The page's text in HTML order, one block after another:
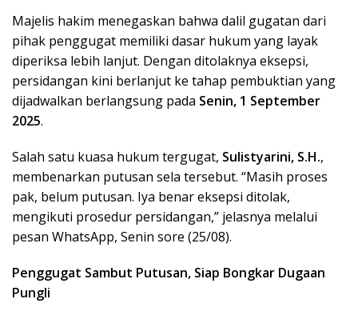
Majelis hakim menegaskan bahwa dalil gugatan dari
pihak penggugat memiliki dasar hukum yang layak
diperiksa lebih lanjut. Dengan ditolaknya eksepsi,
persidangan kini berlanjut ke tahap pembuktian yang
dijadwalkan berlangsung pada Senin, 1 September
2025.
Salah satu kuasa hukum tergugat, Sulistyarini, S.H.,
membenarkan putusan sela tersebut. “Masih proses
pak, belum putusan. Iya benar eksepsi ditolak,
mengikuti prosedur persidangan,” jelasnya melalui
pesan WhatsApp, Senin sore (25/08).
Penggugat Sambut Putusan, Siap Bongkar Dugaan
Pungli